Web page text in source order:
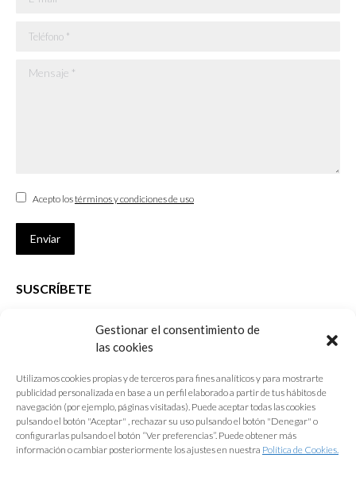
Gestionar el consentimiento de
las cookies
Utilizamos cookies propias y de terceros para fines analíticos y para mostrarte
publicidad personalizada en base a un perfil elaborado a partir de tus hábitos de
navegación (por ejemplo, páginas visitadas). Puede aceptar todas las cookies
pulsando el botón "Aceptar" , rechazar su uso pulsando el botón "Denegar" o
configurarlas pulsando el botón “Ver preferencias”. Puede obtener más
información o cambiar posteriormente los ajustes en nuestra Política de Cookies.
Teléfono *
Mensaje *
Acepto lostérminos y condiciones de uso
Enviar
SUSCRÍBETE
que desarrolla el Colegio de Arquitectos de Cádiz
E-mail *
Acepto lostérminos y condiciones de uso